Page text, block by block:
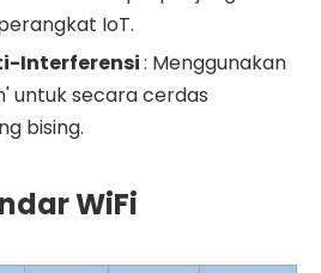
IoT.
Interferensi: Menggunakan
untuk secara cerdas
bising.
WiFi